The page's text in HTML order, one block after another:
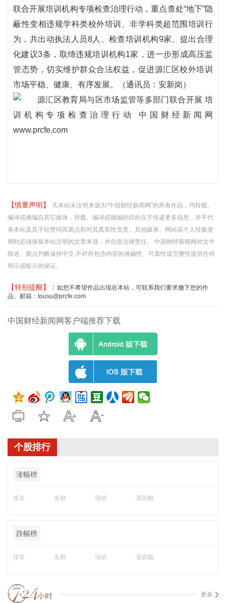
联合开展培训机构专项检查治理行动，重点查处“地下”隐
蔽性变相违规学科类校外培训、非学科类超范围培训行
为，共出动执法人员8人、检查培训机构9家、提出合理
化建议3条，取缔违规培训机构1家，进一步形成高压监
管态势，切实维护群众合法权益，促进源汇区校外培训
市场平稳、健康、有序发展。（通讯员：安新岗）
【慎重声明】
凡本站未注明来源为"中国财经新闻网"的所有作品，均转载、
编译或摘编自其它媒体，转载、编译或摘编的目的在于传递更多信息，并不代
表本站及其子站赞同其观点和对其真实性负责。其他媒体、网站或个人转载使
用时必须保留本站注明的文章来源，并自负法律责任。 中国财经新闻网对文中
陈述、观点判断保持中立,不对所包含内容的准确性、可靠性或完整性提供任何
明示或暗示的保证。
【特别提醒】： 如您不希望作品出现在本站，可联系我们要求撤下您的作
品。邮箱：tousu@prcfe.com
中国财经新闻网客户端推荐下载
个股排行
涨幅榜
排名 名称 现价 涨跌幅
跌幅榜
排名 名称 现价 涨跌幅
更多